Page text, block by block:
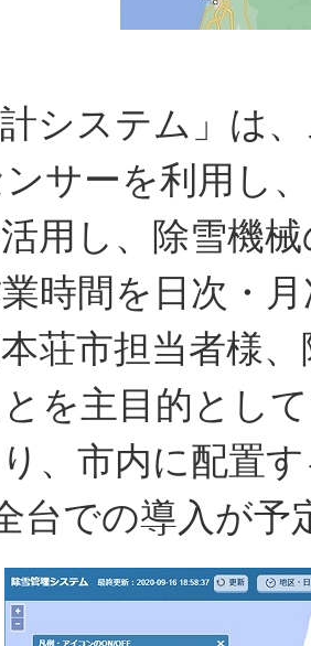
計システム」は
サーを利用し
用し、除雪機
時間を日次・
荘市担当者様
を主目的とし
、市内に配置
台での導入が予